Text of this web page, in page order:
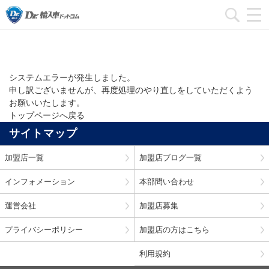
加盟店ブログ一覧
インフォメーション
運営会社
加盟店募集
トップ
システムエラー
システムエラーが発生しました。
申し訳ございませんが、再度処理のやり直しをしていただくよう
お願いいたします。
トップページへ戻る
サイトマップ
加盟店一覧 加盟店ブログ一覧
インフォメーション 本部問い合わせ
運営会社 加盟店募集
プライバシーポリシー 加盟店の方はこちら
利用規約